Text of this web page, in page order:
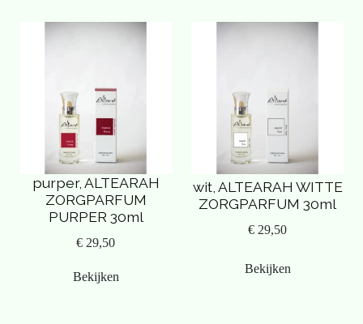
purper, ALTEARAH
ZORGPARFUM
PURPER 30ml
€ 29,50
Bekijken
wit, ALTEARAH WITTE
ZORGPARFUM 30ml
€ 29,50
Bekijken